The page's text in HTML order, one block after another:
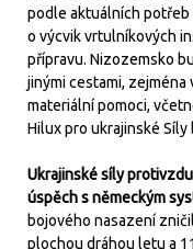
podle aktuálních potřeb
o výcvik vrtulníkových
přípravu. Nizozemsko
jinými cestami, zejména
materiální pomoci,
Hilux pro ukrajinské
Ukrajinské síly
úspěch s německým
bojového nasazení
plochou dráhou letu a